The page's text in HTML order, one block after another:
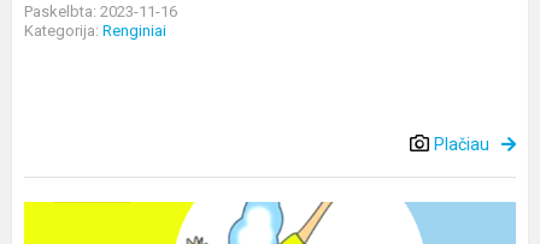
Paskelbta: 2023-11-16
Kategorija: Renginiai
Plačiau